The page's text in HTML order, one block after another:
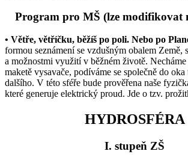
Program pro MŠ (lze modifikovat
• Větře, větříčku, běžíš po poli. Nebo po
formou seznámení se vzdušným obalem Země,
a možnostmi využití v běžném životě.
maketě vysavače, podíváme se společně do
dalšího. V této sféře bude prověřena naše
které generuje elektrický proud. Jde o tzv.
HYDROSFÉRA
I. stupeň ZŠ